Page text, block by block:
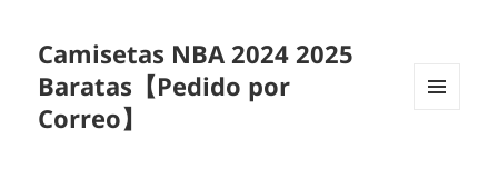
Camisetas NBA 2024 2025
Baratas【Pedido por
Correo】